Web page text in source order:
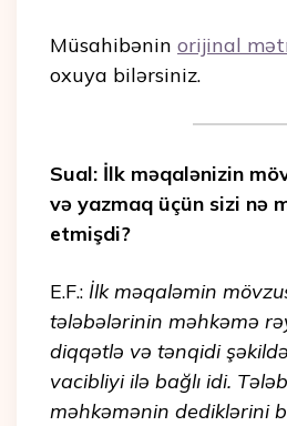
Müsahibənin orijinal
oxuya bilərsiniz.
Sual: İlk məqalənizin
və yazmaq üçün sizi nə
etmişdi?
E.F.: İlk məqaləmin
tələbələrinin məhkəmə
diqqətlə və tənqidi
vacibliyi ilə bağlı idi.
məhkəmənin dediklərini